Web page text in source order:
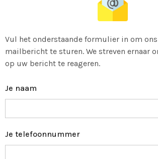
Vul het onderstaande formulier in om ons
mailbericht te sturen. We streven ernaar
op uw bericht te reageren.
Je naam
Je telefoonnummer